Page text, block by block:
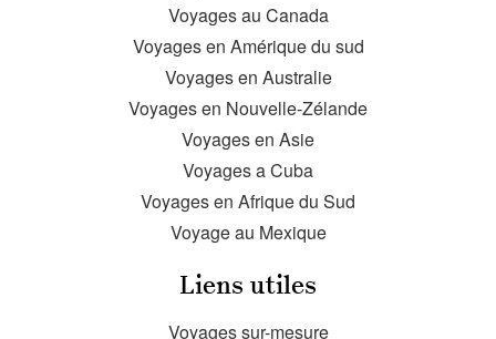
Voyages au Canada
Voyages en Amérique du sud
Voyages en Australie
Voyages en Nouvelle-Zélande
Voyages en Asie
Voyages a Cuba
Voyages en Afrique du Sud
Voyage au Mexique
Liens utiles
Voyages sur-mesure